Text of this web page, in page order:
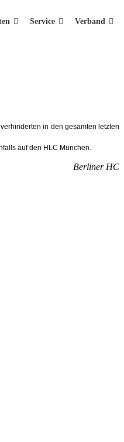
Service Verband
in den gesamten letzten
auf den HLC München.
Berliner HC